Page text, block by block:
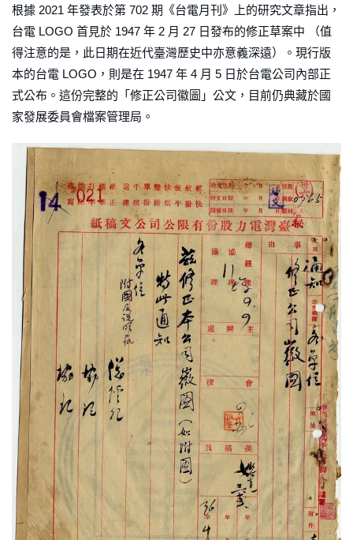
根據 2021 年發表於第 702 期《台電月刊》上的研究文章指出，
台電 LOGO 首見於 1947 年 2 月 27 日發布的修正草案中 （值
得注意的是，此日期在近代臺灣歷史中亦意義深遠）。現行版
本的台電 LOGO，則是在 1947 年 4 月 5 日於台電公司內部正
式公布。這份完整的「修正公司徽圖」公文，目前仍典藏於國
家發展委員會檔案管理局。